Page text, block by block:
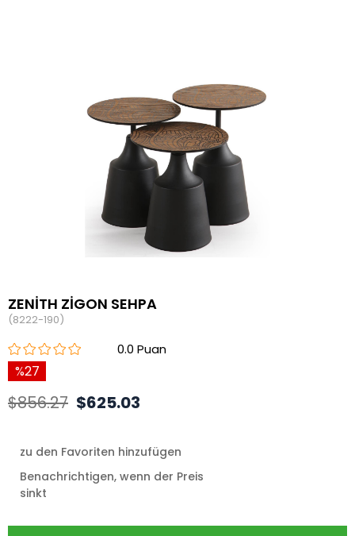
ZENİTH ZİGON SEHPA
(8222-190)
0.0
27
$856.27 $625.03
zu den Favoriten hinzufügen
Benachrichtigen, wenn der Preis
sinkt